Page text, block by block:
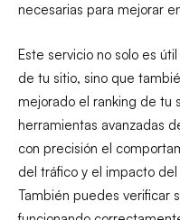
necesarias para mejorar
Este servicio no solo es
de tu sitio, sino que
mejorado el ranking de tu
herramientas avanzadas
con precisión el
del tráfico y el impacto
También puedes verificar